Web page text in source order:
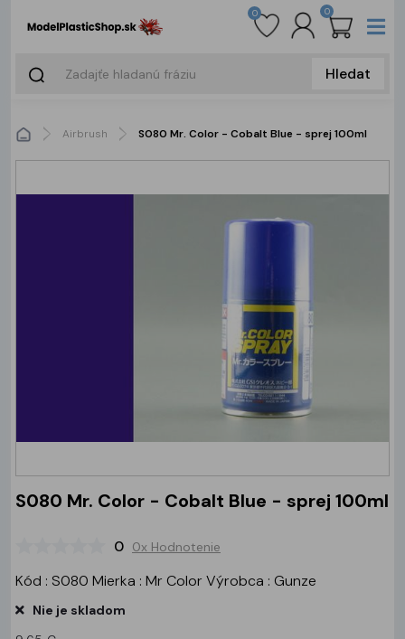
Hledat
0 0
Airbrush S080 Mr. Color - Cobalt Blue - sprej 100ml
S080 Mr. Color - Cobalt Blue - sprej 100ml
0 0x Hodnotenie
Kód : S080 Mierka : Mr Color Výrobca : Gunze
Nie je skladom